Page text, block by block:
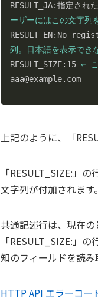
RESULT_JA:指定され
ーザーにはこの文字列
RESULT_EN:No
列。日本語を表示でき
RESULT_SIZE:15 ←
aaa@example.com
上記のように、「
「RESULT_SIZE:」
文字列が付加されます
共通記述行は、現在
「RESULT_SIZE:」
知のフィールドを読
HTTP API エラーコー